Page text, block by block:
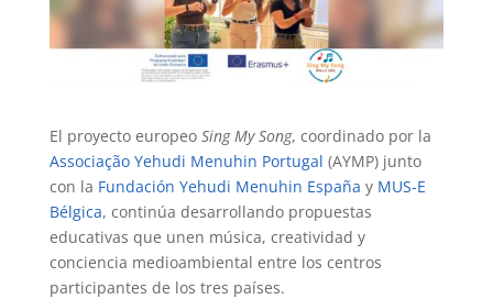
El proyecto europeo Sing My Song, coordinado por la
Associação Yehudi Menuhin Portugal (AYMP) junto
con la Fundación Yehudi Menuhin España y MUS-E
Bélgica, continúa desarrollando propuestas
educativas que unen música, creatividad y
conciencia medioambiental entre los centros
participantes de los tres países.